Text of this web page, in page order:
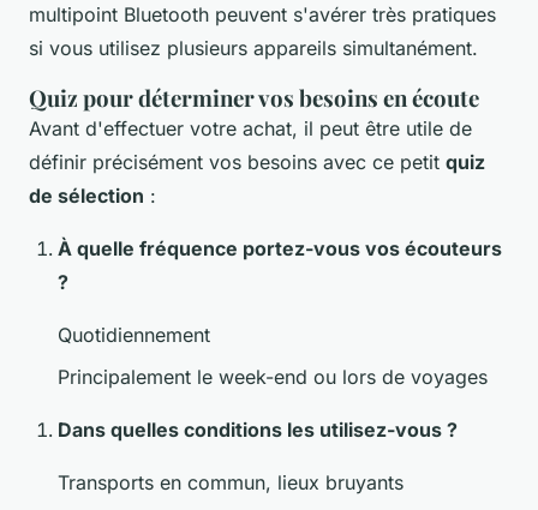
multipoint Bluetooth peuvent s'avérer très pratiques
si vous utilisez plusieurs appareils simultanément.
Quiz pour déterminer vos besoins en écoute
Avant d'effectuer votre achat, il peut être utile de
définir précisément vos besoins avec ce petit quiz
de sélection :
À quelle fréquence portez-vous vos écouteurs
?
Quotidiennement
Principalement le week-end ou lors de voyages
Dans quelles conditions les utilisez-vous ?
Transports en commun, lieux bruyants